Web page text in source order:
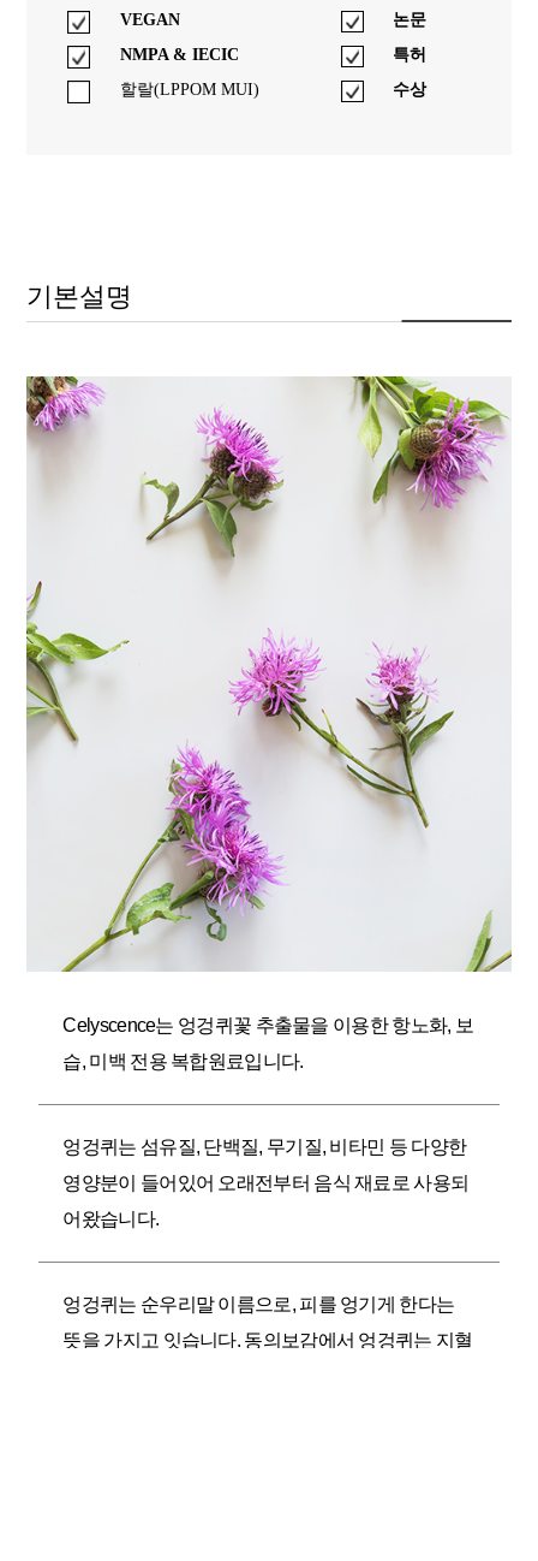
VEGAN
논문
NMPA & IECIC
특허
할랄(LPPOM MUI)
수상
기본설명
Celyscence는 엉겅퀴꽃 추출물을 이용한 항노화, 보
습, 미백 전용 복합원료입니다.
엉겅퀴는 섬유질, 단백질, 무기질, 비타민 등 다양한
영양분이 들어있어 오래전부터 음식 재료로 사용되
어왔습니다.
엉겅퀴는 순우리말 이름으로, 피를 엉기게 한다는
뜻을 가지고 잇습니다. 동의보감에서 엉겅퀴는 지혈